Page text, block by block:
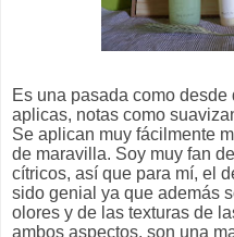
Es una pasada como
aplicas, notas como
Se aplican muy fácilmente
de maravilla. Soy muy fan
cítricos, así que para mí, el
sido genial ya que además
olores y de las texturas de
ambos aspectos, son una